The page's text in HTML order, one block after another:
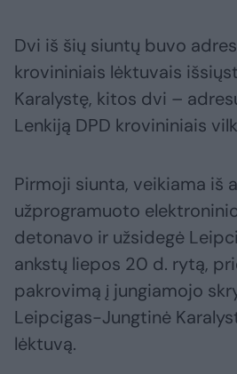
Dvi iš šių siuntų buvo
krovininiais lėktuvais
Karalystę, kitos dvi –
Lenkiją DPD krovininiais
Pirmoji siunta, veikiama iš
užprogramuoto
detonavo ir užsidegė
ankstų liepos 20 d. rytą,
pakrovimą į jungiamojo
Leipcigas-Jungtinė
lėktuvą.